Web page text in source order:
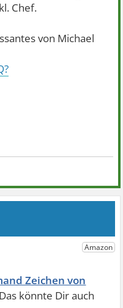
Chef.
von Michael
Zeichen von